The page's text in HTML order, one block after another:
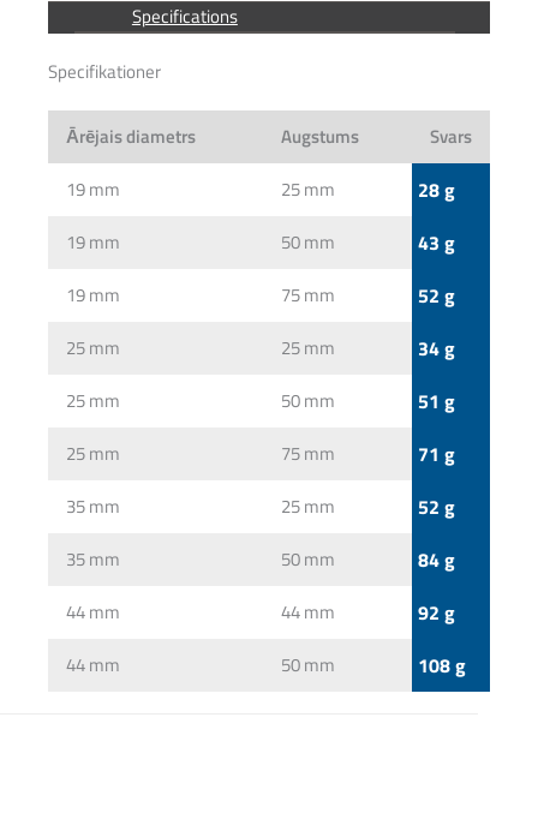
Specifications
Specifikationer
Ārējais diametrs Augstums
Svars
19 mm
25 mm 28 g
19 mm 50 mm 43 g
19 mm 75 mm 52 g
25 mm 25 mm 34 g
25 mm 50 mm 51 g
25 mm 75 mm 71 g
35 mm 25 mm 52 g
35 mm 50 mm 84 g
44 mm 44 mm 92 g
44 mm 50 mm 108 g